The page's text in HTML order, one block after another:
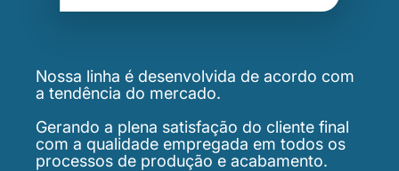
Nossa linha é desenvolvida de acordo com
a tendência do mercado.
Gerando a plena satisfação do cliente final
com a qualidade empregada em todos os
processos de produção e acabamento.